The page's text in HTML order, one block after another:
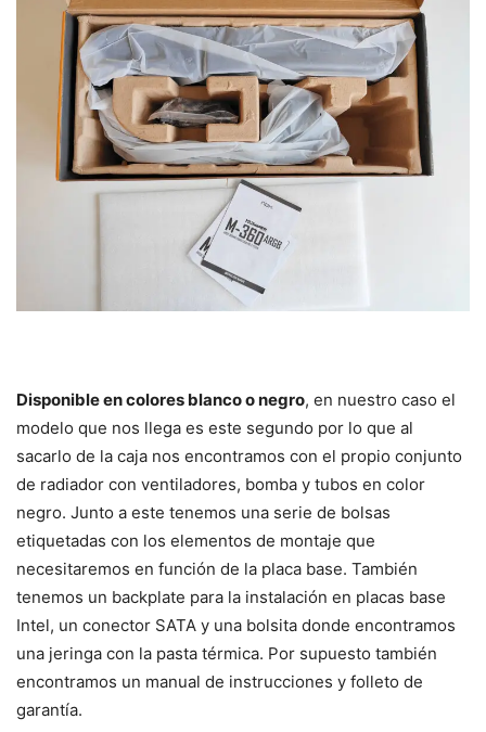
Disponible en colores blanco o negro, en nuestro caso el
modelo que nos llega es este segundo por lo que al
sacarlo de la caja nos encontramos con el propio conjunto
de radiador con ventiladores, bomba y tubos en color
negro. Junto a este tenemos una serie de bolsas
etiquetadas con los elementos de montaje que
necesitaremos en función de la placa base. También
tenemos un backplate para la instalación en placas base
Intel, un conector SATA y una bolsita donde encontramos
una jeringa con la pasta térmica. Por supuesto también
encontramos un manual de instrucciones y folleto de
garantía.